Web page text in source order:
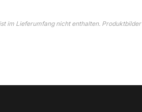
im Lieferumfang nicht enthalten.